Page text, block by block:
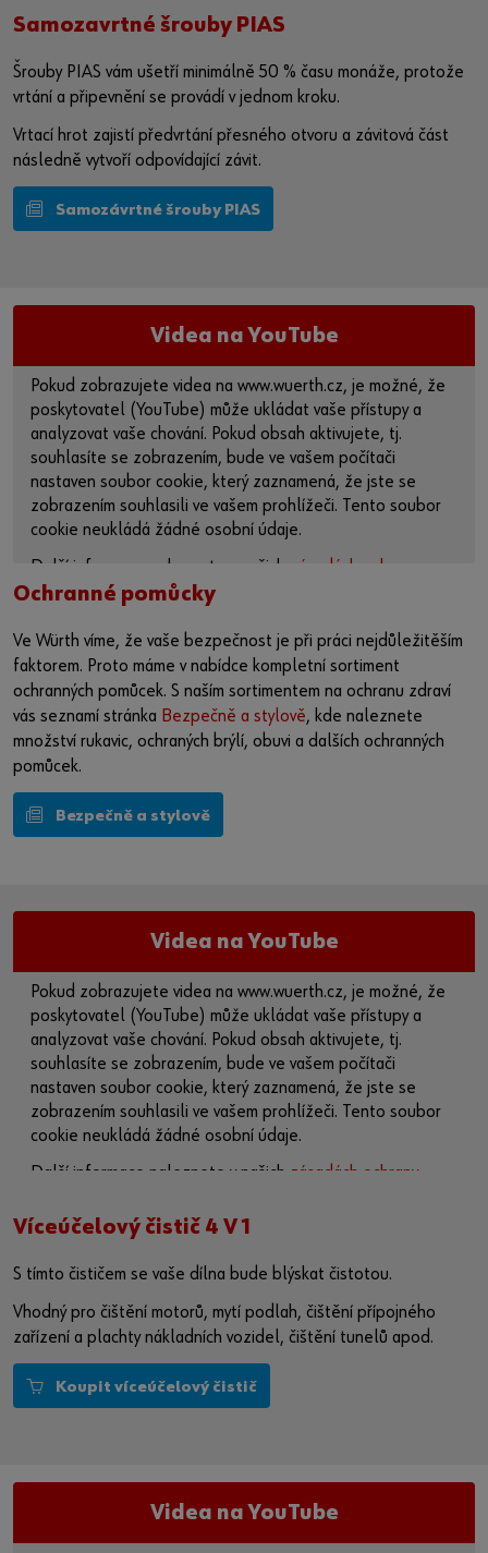
osobních údajůa nastránce o souborech cookie
Aktivovat obsah
na platformě poskytovatele:
https://youtu.be/UW5kFrsyhrg
Samozavrtné šrouby PIAS
Šrouby PIAS vám ušetří minimálně 50 % času monáže, protože
vrtání a připevnění se provádí v jednom kroku.
Vrtací hrot zajistí předvrtání přesného otvoru a závitová část
následně vytvoří odpovídající závit.
Samozávrtné šrouby PIAS
Videa na YouTube
Pokud zobrazujete videa na www.wuerth.cz, je možné, že
poskytovatel (YouTube) může ukládat vaše přístupy a
analyzovat vaše chování. Pokud obsah aktivujete, tj.
souhlasíte se zobrazením, bude ve vašem počítači
nastaven soubor cookie, který zaznamená, že jste se
zobrazením souhlasili ve vašem prohlížeči. Tento soubor
cookie neukládá žádné osobní údaje.
Další informace naleznete v našich
zásadách ochrany
osobních údajůa nastránce o souborech cookie
Aktivovat obsah
Případně můžete použít tento odkaz a otevřít video přímo
na platformě poskytovatele:
https://youtu.be/h1o5Fn8pwp0
Ochranné pomůcky
Ve Würth víme, že vaše bezpečnost je při práci nejdůležitěším
faktorem. Proto máme v nabídce kompletní sortiment
ochranných pomůcek. S naším sortimentem na ochranu zdraví
vás seznamí stránka Bezpečně a stylově, kde naleznete
množství rukavic, ochraných brýlí, obuvi a dalších ochranných
pomůcek.
Bezpečně a stylově
Videa na YouTube
Pokud zobrazujete videa na www.wuerth.cz, je možné, že
poskytovatel (YouTube) může ukládat vaše přístupy a
analyzovat vaše chování. Pokud obsah aktivujete, tj.
souhlasíte se zobrazením, bude ve vašem počítači
nastaven soubor cookie, který zaznamená, že jste se
zobrazením souhlasili ve vašem prohlížeči. Tento soubor
cookie neukládá žádné osobní údaje.
Další informace naleznete v našich zásadách ochrany
na platformě poskytovatele:
https://youtu.be/9w7rX_9P1LY
Víceúčelový čistič 4 V 1
S tímto čističem se vaše dílna bude blýskat čistotou.
Vhodný pro čištění motorů, mytí podlah, čištění přípojného
zařízení a plachty nákladních vozidel, čištění tunelů apod.
Koupit víceúčelový čistič
Videa na YouTube